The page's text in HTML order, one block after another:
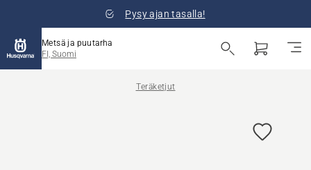
Pysy ajan tasalla!
Metsä ja puutarha
FI, Suomi
Teräketjut